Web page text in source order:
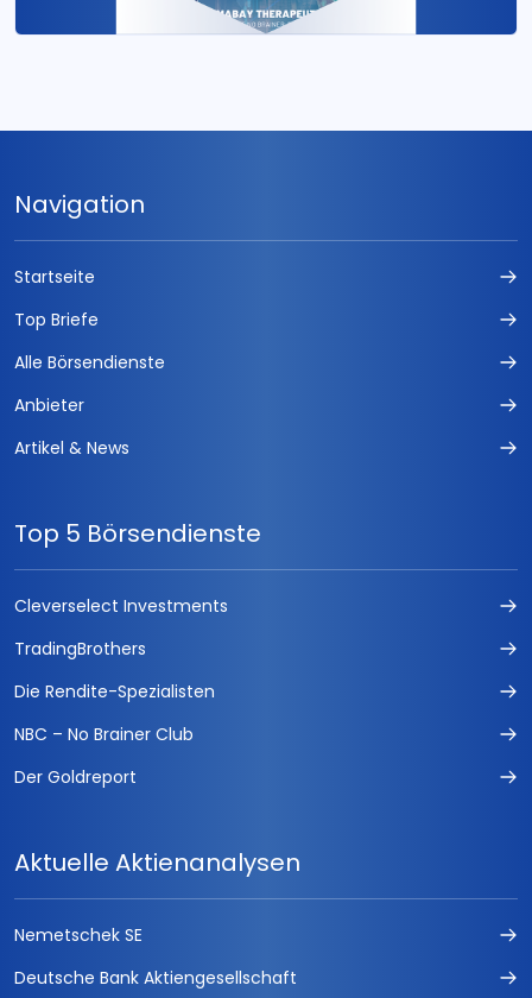
Navigation
Startseite
Top Briefe
Alle Börsendienste
Anbieter
Artikel & News
Top 5 Börsendienste
Cleverselect Investments
TradingBrothers
Die Rendite-Spezialisten
NBC – No Brainer Club
Der Goldreport
Aktuelle Aktienanalysen
Nemetschek SE
Deutsche Bank Aktiengesellschaft